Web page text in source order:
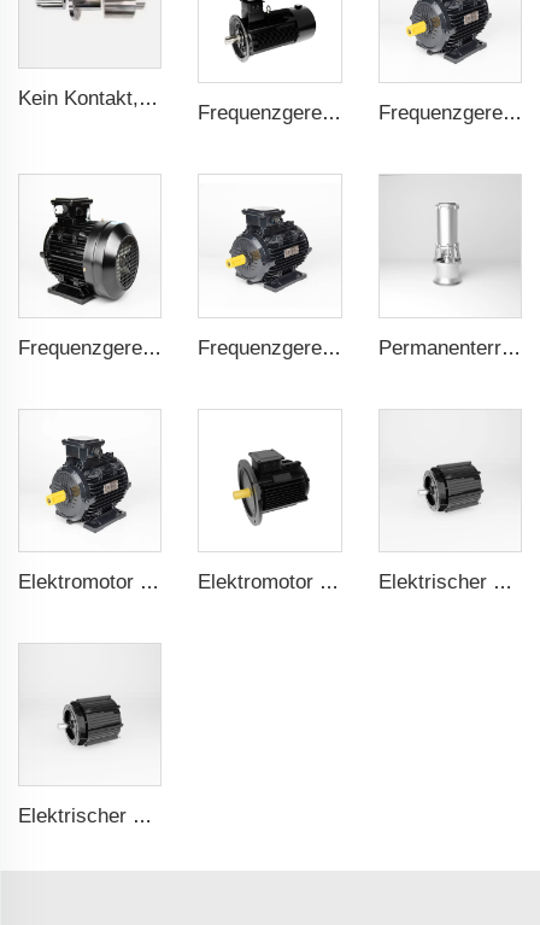
Kein Kontakt, kein Leck - Magnetkupplung für ISO- und Polyol-Motorpumpe der Hochdruck-Foamaschine
Frequenzgeregelter PMSM 5,5kW-160kW Frequenzgeregelter PMSM 5,5kW-132kW
Frequenzgeregelter PMSM 5,5kW-110kW Frequenzgeregelter PMSM 5,5kW-90kW Permanenterregter Motor für Pumpen
Elektromotor für Textilmaschinen 1,1kW-30kW Elektromotor Für Vakuummantelventilator 1.1kW-3kW Elektrischer Motor für Vakuumpumpe 0,55kW-2,2kW
Elektrischer Motor für Vakuumpumpe 1,5kW-4kW